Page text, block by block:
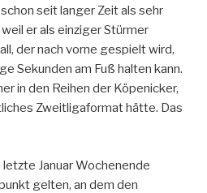
seit langer Zeit als sehr
er als einziger Stürmer
der nach vorne gespielt wird,
Sekunden am Fuß halten kann.
in den Reihen der Köpenicker,
Zweitligaformat hätte. Das
Januar Wochenende
gelten, an dem den